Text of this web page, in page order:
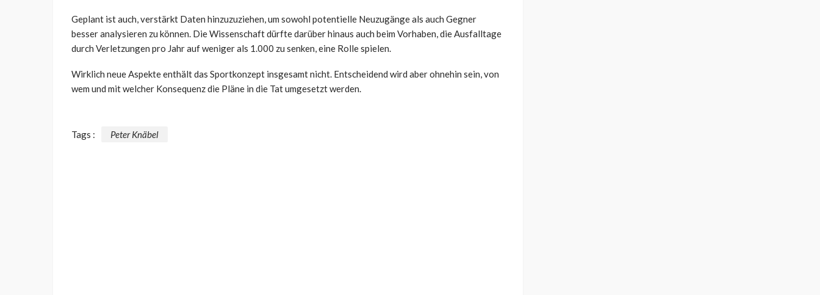
Geplant ist auch, verstärkt Daten hinzuzuziehen, um sowohl potentielle Neuzugänge als auch Gegner
besser analysieren zu können. Die Wissenschaft dürfte darüber hinaus auch beim Vorhaben, die Ausfalltage
durch Verletzungen pro Jahr auf weniger als 1.000 zu senken, eine Rolle spielen.
Wirklich neue Aspekte enthält das Sportkonzept insgesamt nicht. Entscheidend wird aber ohnehin sein, von
wem und mit welcher Konsequenz die Pläne in die Tat umgesetzt werden.
Tags : Peter Knäbel